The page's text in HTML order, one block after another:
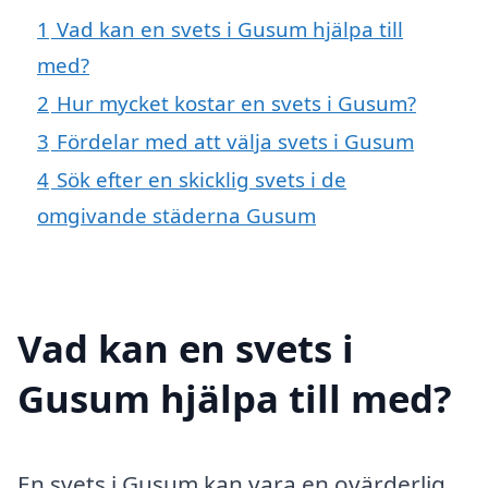
1 Vad kan en svets i Gusum hjälpa till
med?
2 Hur mycket kostar en svets i Gusum?
3 Fördelar med att välja svets i Gusum
4 Sök efter en skicklig svets i de
omgivande städerna Gusum
Vad kan en svets i
Gusum hjälpa till med?